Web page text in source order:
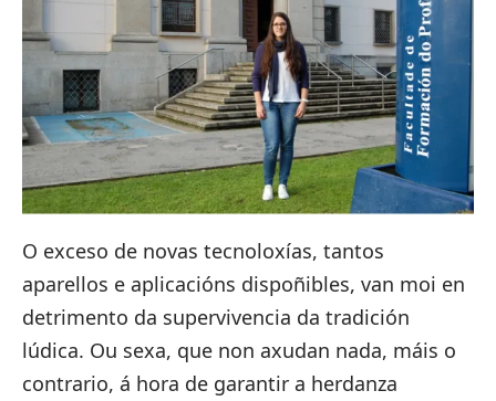
O exceso de novas tecnoloxías, tantos
aparellos e aplicacións dispoñibles, van moi en
detrimento da supervivencia da tradición
lúdica. Ou sexa, que non axudan nada, máis o
contrario, á hora de garantir a herdanza